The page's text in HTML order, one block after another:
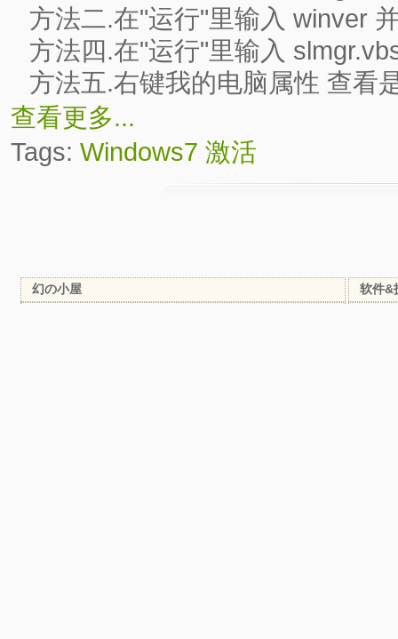
方法二.在"运行"里输入 winver
方法四.在"运行"里输入
方法五.右键我的电脑属性 查看
查看更多...
Tags: Windows7 激活
幻の小屋 软件&